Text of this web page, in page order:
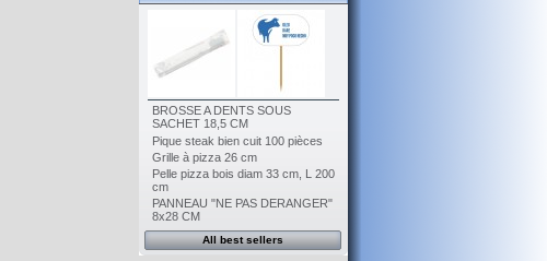
BROSSE A DENTS SOUS
SACHET 18,5 CM
Pique steak bien cuit 100 pièces
Grille à pizza 26 cm
Pelle pizza bois diam 33 cm, L 200
cm
PANNEAU "NE PAS DERANGER"
8x28 CM
All best sellers